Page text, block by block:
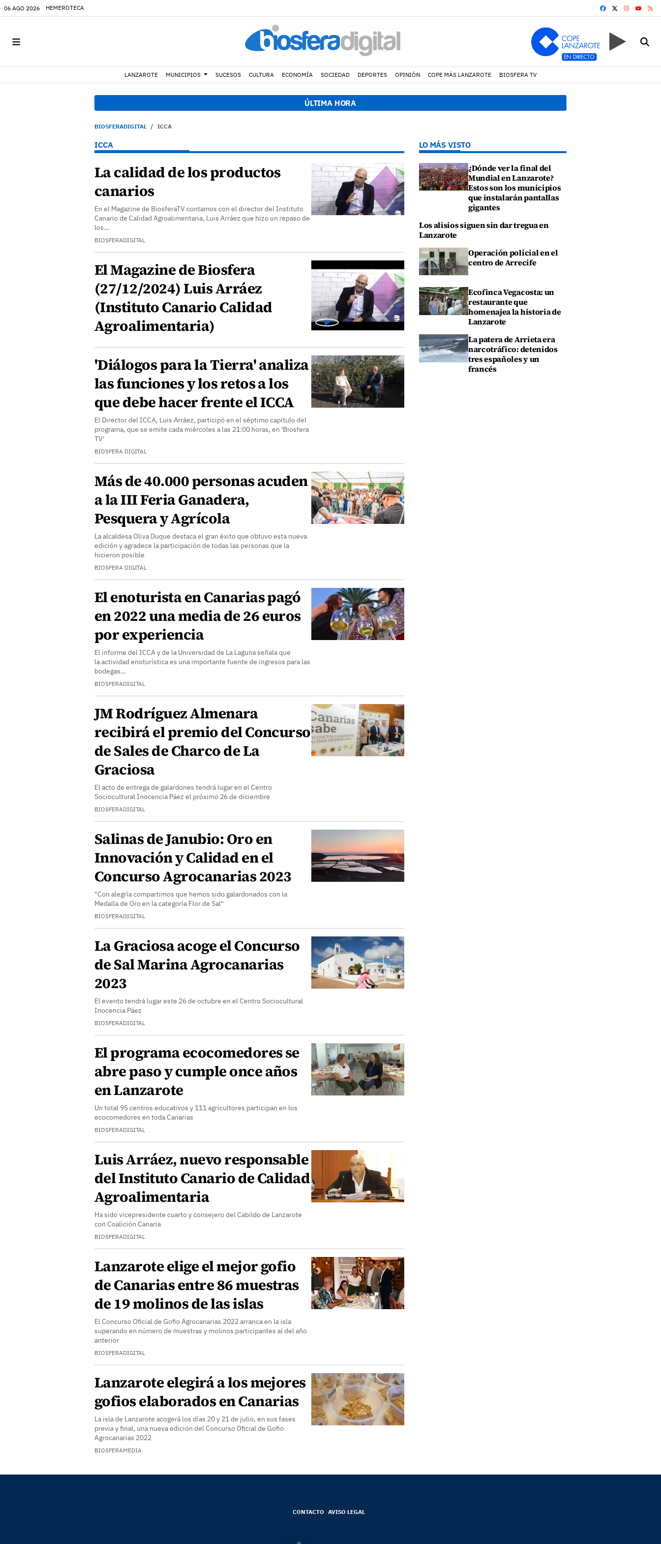
06 AGO 2026 HEMEROTECA FACEBOOK
YOUTUBE
LANZAROTE MUNICIPIOS SUCESOS CULTURA ECONOMÍA SOCIEDAD DEPORTES OPINIÓN COPE MÁS LANZAROTE BIOSFERA TV
ÚLTIMA HORA
BIOSFERADIGITAL ICCA
ICCA
La calidad de los productos
canarios
En el Magazine de BiosferaTV contamos con el director del Instituto
Canario de Calidad Agroalimentaria, Luis Arráez que hizo un repaso de
los…
BIOSFERADIGITAL
El Magazine de Biosfera
(27/12/2024) Luis Arráez
(Instituto Canario Calidad
Agroalimentaria)
'Diálogos para la Tierra' analiza
las funciones y los retos a los
que debe hacer frente el ICCA
El Director del ICCA, Luis Arráez, participó en el séptimo capítulo del
programa, que se emite cada miércoles a las 21:00 horas, en 'Biosfera
TV'
BIOSFERA DIGITAL
Más de 40.000 personas acuden
a la III Feria Ganadera,
Pesquera y Agrícola
La alcaldesa Oliva Duque destaca el gran éxito que obtuvo esta nueva
edición y agradece la participación de todas las personas que la
hicieron posible
BIOSFERA DIGITAL
El enoturista en Canarias pagó
en 2022 una media de 26 euros
por experiencia
El informe del ICCA y de la Universidad de La Laguna señala que
la actividad enoturística es una importante fuente de ingresos para las
bodegas…
BIOSFERADIGITAL
JM Rodríguez Almenara
recibirá el premio del Concurso
de Sales de Charco de La
Graciosa
El acto de entrega de galardones tendrá lugar en el Centro
Sociocultural Inocencia Páez el próximo 26 de diciembre
BIOSFERADIGITAL
Salinas de Janubio: Oro en
Innovación y Calidad en el
Concurso Agrocanarias 2023
"Con alegría compartimos que hemos sido galardonados con la
Medalla de Oro en la categoría Flor de Sal"
BIOSFERADIGITAL
La Graciosa acoge el Concurso
de Sal Marina Agrocanarias
2023
El evento tendrá lugar este 26 de octubre en el Centro Sociocultural
Inocencia Páez
BIOSFERADIGITAL
El programa ecocomedores se
abre paso y cumple once años
en Lanzarote
Un total 95 centros educativos y 111 agricultores participan en los
ecocomedores en toda Canarias
BIOSFERADIGITAL
Luis Arráez, nuevo responsable
del Instituto Canario de Calidad
Agroalimentaria
Ha sido vicepresidente cuarto y consejero del Cabildo de Lanzarote
con Coalición Canaria
BIOSFERADIGITAL
Lanzarote elige el mejor gofio
de Canarias entre 86 muestras
de 19 molinos de las islas
El Concurso Oficial de Gofio Agrocanarias 2022 arranca en la isla
superando en número de muestras y molinos participantes al del año
anterior
BIOSFERADIGITAL
Lanzarote elegirá a los mejores
gofios elaborados en Canarias
La isla de Lanzarote acogerá los días 20 y 21 de julio, en sus fases
previa y final, una nueva edición del Concurso Oficial de Gofio
Agrocanarias 2022
BIOSFERAMEDIA
LO MÁS VISTO
¿Dónde ver la final del
Mundial en Lanzarote?
Estos son los municipios
que instalarán pantallas
gigantes
Los alisios siguen sin dar tregua en
Lanzarote
Operación policial en el
centro de Arrecife
Ecofinca Vegacosta: un
restaurante que
homenajea la historia de
Lanzarote
La patera de Arrieta era
narcotráfico: detenidos
tres españoles y un
francés
CONTACTO AVISO LEGAL